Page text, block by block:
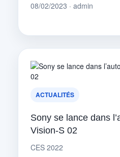
08/02/2023 · admin
ACTUALITÉS
Sony se lance dans
Vision-S 02
CES 2022